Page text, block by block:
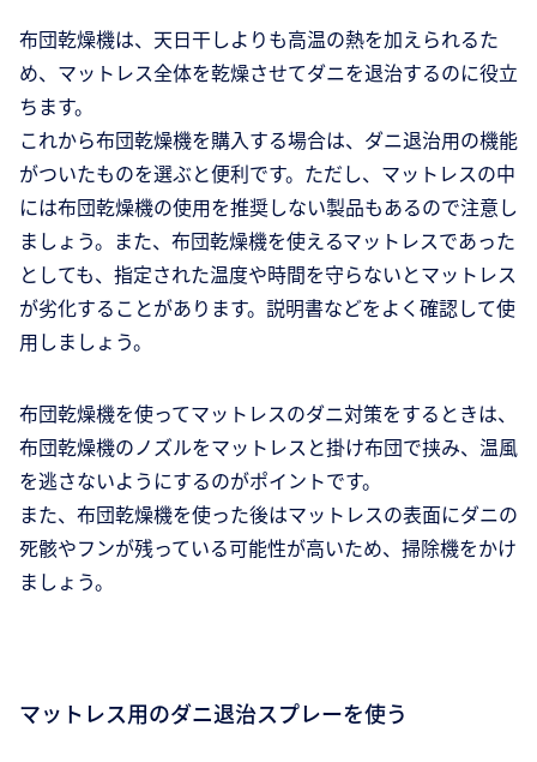
布団乾燥機は、天日干しよりも高温の熱を加えられるた
め、マットレス全体を乾燥させてダニを退治するのに役立
ちます。
これから布団乾燥機を購入する場合は、ダニ退治用の機能
がついたものを選ぶと便利です。ただし、マットレスの中
には布団乾燥機の使用を推奨しない製品もあるので注意し
ましょう。また、布団乾燥機を使えるマットレスであった
としても、指定された温度や時間を守らないとマットレス
が劣化することがあります。説明書などをよく確認して使
用しましょう。
布団乾燥機を使ってマットレスのダニ対策をするときは、
布団乾燥機のノズルをマットレスと掛け布団で挟み、温風
を逃さないようにするのがポイントです。
また、布団乾燥機を使った後はマットレスの表面にダニの
死骸やフンが残っている可能性が高いため、掃除機をかけ
ましょう。
マットレス用のダニ退治スプレーを使う